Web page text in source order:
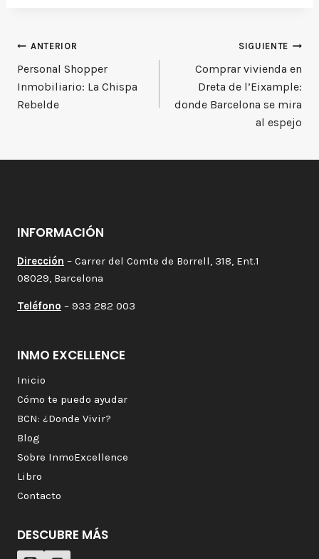
Navegación
de
entradas
ANTERIOR
Personal Shopper
Inmobiliario: La Chispa
Rebelde
SIGUIENTE
Comprar vivienda en
Dreta de l’Eixample:
donde Barcelona se mira
al espejo
INFORMACIÓN
Dirección – Carrer del Comte de Borrell, 318, Ent.1
08029, Barcelona
Teléfono – 933 282 003
INMO EXCELLENCE
Inicio
Cómo te puedo ayudar
BCN: ¿Donde Vivir?
Blog
Sobre InmoExcellence
Libro
Contacto
DESCUBRE MÁS